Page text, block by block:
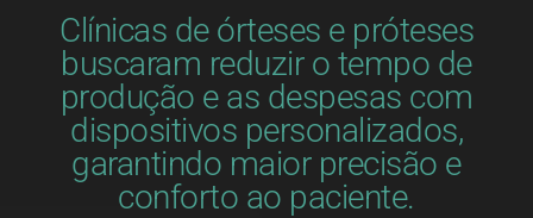
Clínicas de órteses e próteses
buscaram reduzir o tempo de
produção e as despesas com
dispositivos personalizados,
garantindo maior precisão e
conforto ao paciente.